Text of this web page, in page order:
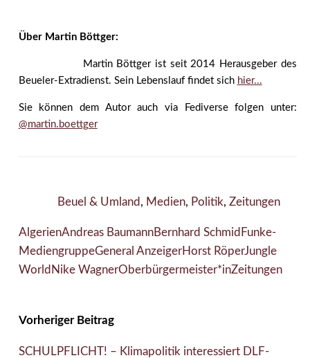
Über Martin Böttger:
Martin Böttger ist seit 2014 Herausgeber des
Beueler-Extradienst. Sein Lebenslauf findet sich hier...
Sie können dem Autor auch via Fediverse folgen unter:
@martin.boettger
Beuel & Umland , Medien, Politik, Zeitungen
AlgerienAndreas BaumannBernhard Schmid Funke-
MediengruppeGeneral AnzeigerHorst RöperJungle
World Nike WagnerOberbürgermeister*inZeitungen
Vorheriger Beitrag
SCHULPFLICHT! – Klimapolitik interessiert DLF-